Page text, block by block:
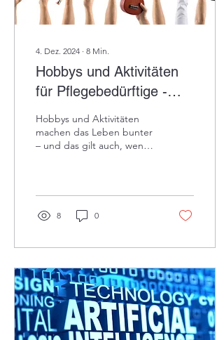
4. Dez. 2024 ∙ 8 Min.
Hobbys und Aktivitäten
für Pflegebedürftige -
TEIL 1
Hobbys und Aktivitäten
machen das Leben bunter
– und das gilt auch, wenn
8 0